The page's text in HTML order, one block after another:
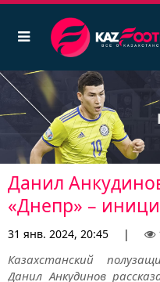
Данил
«Днепр» –
31 янв. 2024, 20:45 |
Казахстанский
Данил Анкудинов